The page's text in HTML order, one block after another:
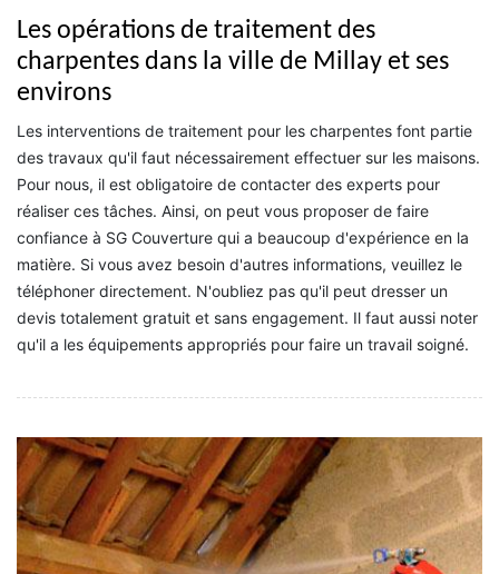
Les opérations de traitement des
charpentes dans la ville de Millay et ses
environs
Les interventions de traitement pour les charpentes font partie
des travaux qu'il faut nécessairement effectuer sur les maisons.
Pour nous, il est obligatoire de contacter des experts pour
réaliser ces tâches. Ainsi, on peut vous proposer de faire
confiance à SG Couverture qui a beaucoup d'expérience en la
matière. Si vous avez besoin d'autres informations, veuillez le
téléphoner directement. N'oubliez pas qu'il peut dresser un
devis totalement gratuit et sans engagement. Il faut aussi noter
qu'il a les équipements appropriés pour faire un travail soigné.